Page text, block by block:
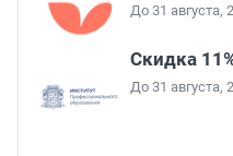
До 31 августа,
Скидка
До 31 августа,